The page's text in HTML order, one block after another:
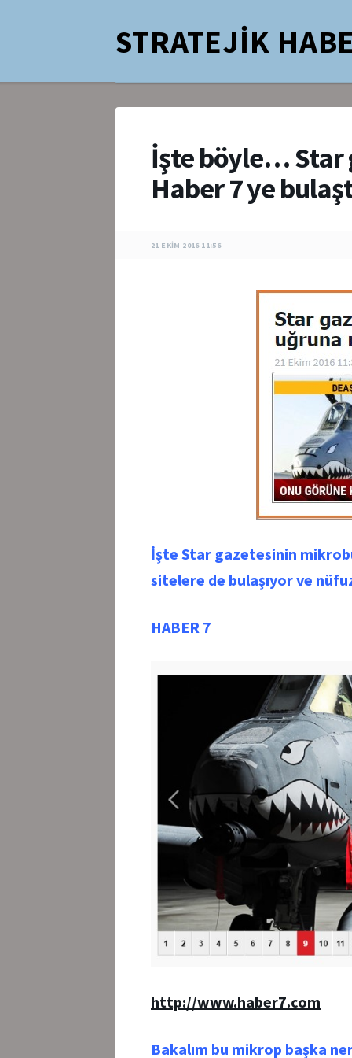
STRATEJİK
İşte böyle… Star
Haber 7 ye
21 EKIM 2016 11:56
İşte Star gazetesinin
sitelere de bulaşıyor ve
HABER 7
http://www.haber7.com
Bakalım bu mikrop başka